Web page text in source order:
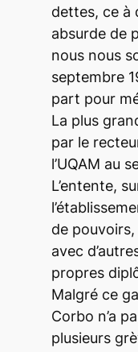
dettes, ce à
absurde de
nous nous
septembre
part pour
La plus
par le
l’UQAM au
L’entente,
de
avec
propres
Malgré ce
Corbo n’a
plusieurs